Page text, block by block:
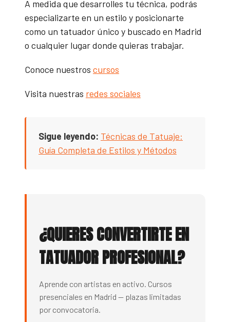
A medida que desarrolles tu técnica, podrás
especializarte en un estilo y posicionarte
como un tatuador único y buscado en Madrid
o cualquier lugar donde quieras trabajar.
Conoce nuestros cursos
Visita nuestras redes sociales
Sigue leyendo: Técnicas de Tatuaje:
Guía Completa de Estilos y Métodos
¿QUIERES CONVERTIRTE EN
TATUADOR PROFESIONAL?
Aprende con artistas en activo. Cursos
presenciales en Madrid — plazas limitadas
por convocatoria.